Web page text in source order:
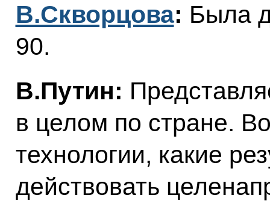
В.Скворцова: Была
90.
В.Путин:
в целом по стране.
технологии, какие
действовать